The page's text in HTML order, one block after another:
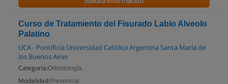
Curso de Tratamiento del Fisurado Labio Alveolo
Palatino
UCA - Pontificia Universidad Católica Argentina Santa María de
los Buenos Aires
Categoría:Odontología
Modalidad: Presencial